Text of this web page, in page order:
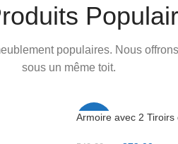
populaires. Nous
sous un même toit.
-31%
Armoire avec 2 Tiroirs